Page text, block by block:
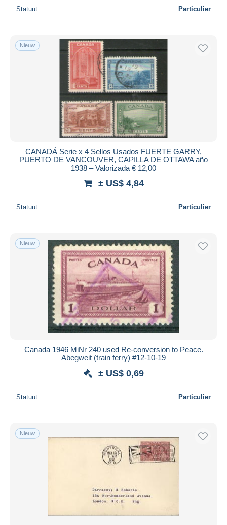
Woonplaats van de verkoper
Toepassen
Statuut Particulier
Nieuw
CANADÁ Serie x 4 Sellos Usados FUERTE GARRY,
PUERTO DE VANCOUVER, CAPILLA DE OTTAWA año
1938 – Valorizada € 12,00
± US$ 4,84
Statuut Particulier
Nieuw
Canada 1946 MiNr 240 used Re-conversion to Peace.
Abegweit (train ferry) #12-10-19
± US$ 0,69
Statuut Particulier
Nieuw